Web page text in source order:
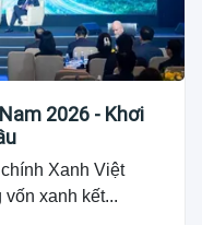
2026 - Khơi
Xanh Việt
xanh kết...